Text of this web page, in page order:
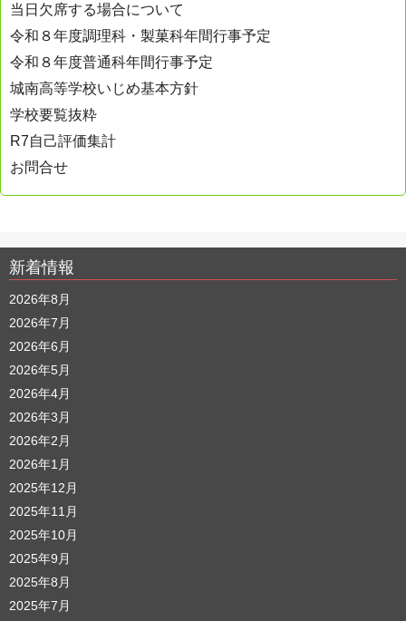
当日欠席する場合について
令和８年度調理科・製菓科年間行事予定
令和８年度普通科年間行事予定
城南高等学校いじめ基本方針
学校要覧抜粋
R7自己評価集計
お問合せ
新着情報
2026年8月
2026年7月
2026年6月
2026年5月
2026年4月
2026年3月
2026年2月
2026年1月
2025年12月
2025年11月
2025年10月
2025年9月
2025年8月
2025年7月